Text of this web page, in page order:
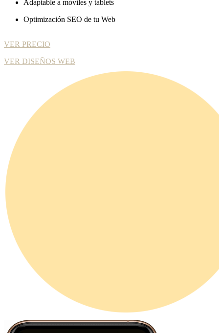
Adaptable a móviles y tablets
Optimización SEO de tu Web
VER PRECIO
VER DISEÑOS WEB